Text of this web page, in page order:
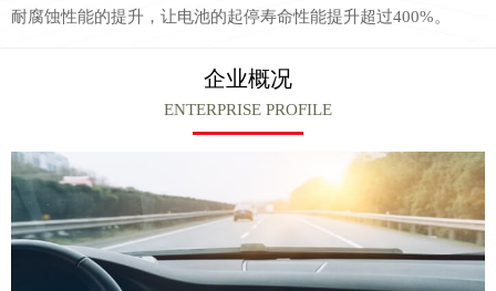
耐腐蚀性能的提升，让电池的起停寿命性能提升超过400%。
企业概况
ENTERPRISE PROFILE